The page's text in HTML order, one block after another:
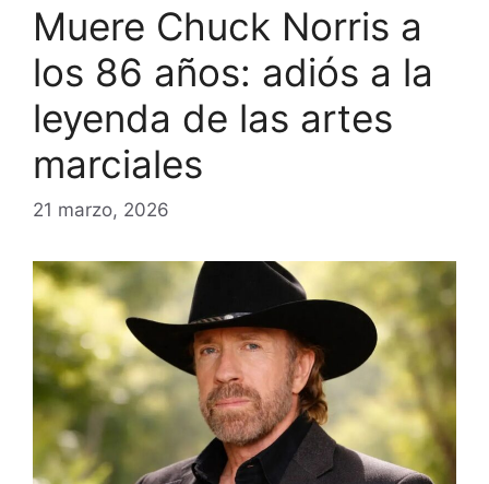
Muere Chuck Norris a
los 86 años: adiós a la
leyenda de las artes
marciales
21 marzo, 2026